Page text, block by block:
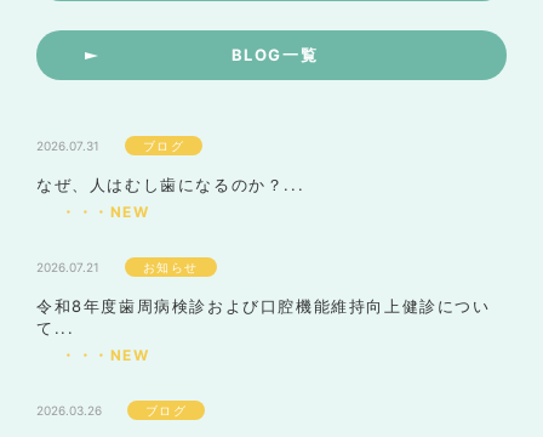
BLOG一覧
2026.07.31 ブログ
なぜ、人はむし歯になるのか？...
・・・NEW
2026.07.21 お知らせ
令和8年度歯周病検診および口腔機能維持向上健診につい
て...
・・・NEW
2026.03.26 ブログ